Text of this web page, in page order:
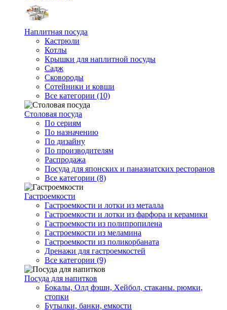
Наплитная посуда
Кастрюли
Котлы
Крышки для наплитной посуды
Садж
Сковороды
Сотейники и ковши
Все категории (10)
Столовая посуда
По сериям
По назначению
По дизайну
По производителям
Распродажа
Посуда для японских и паназиатских ресторанов
Все категории (8)
Гастроемкости
Гастроемкости и лотки из металла
Гастроемкости и лотки из фарфора и керамики
Гастроемкости из полипропилена
Гастроемкости из меламина
Гастроемкости из поликорбаната
Дренажи для гастроемкостей
Все категории (9)
Посуда для напитков
Бокалы, Олд фэшн, Хейбол, стаканы. рюмки,
стопки
Бутылки, банки, емкости